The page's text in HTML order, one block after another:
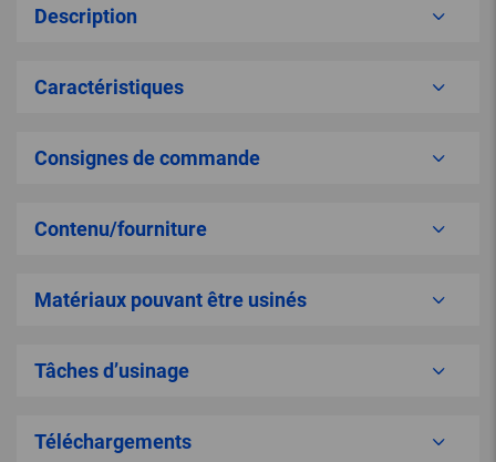
Description
Caractéristiques
Consignes de commande
Contenu/fourniture
Matériaux pouvant être usinés
Tâches d’usinage
Téléchargements